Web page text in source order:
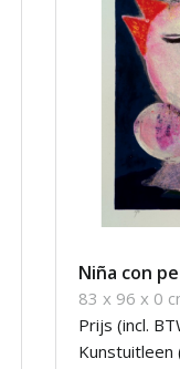
Niña con
83 x 96 x 0
Prijs (incl.
Kunstuitleen